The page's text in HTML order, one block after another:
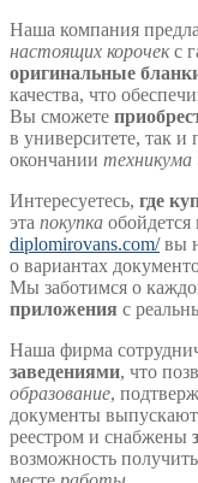
Наша компания
настоящих корочекс
оригинальные
качества, что
Вы сможете
в университете, так и
окончании
Интересуетесь, где
эта покупка
diplomirovans.com/вы
о вариантах
Мы заботимся о
приложения с
Наша фирма
заведениями, что
образование,
документы
реестром и снабжены
возможность